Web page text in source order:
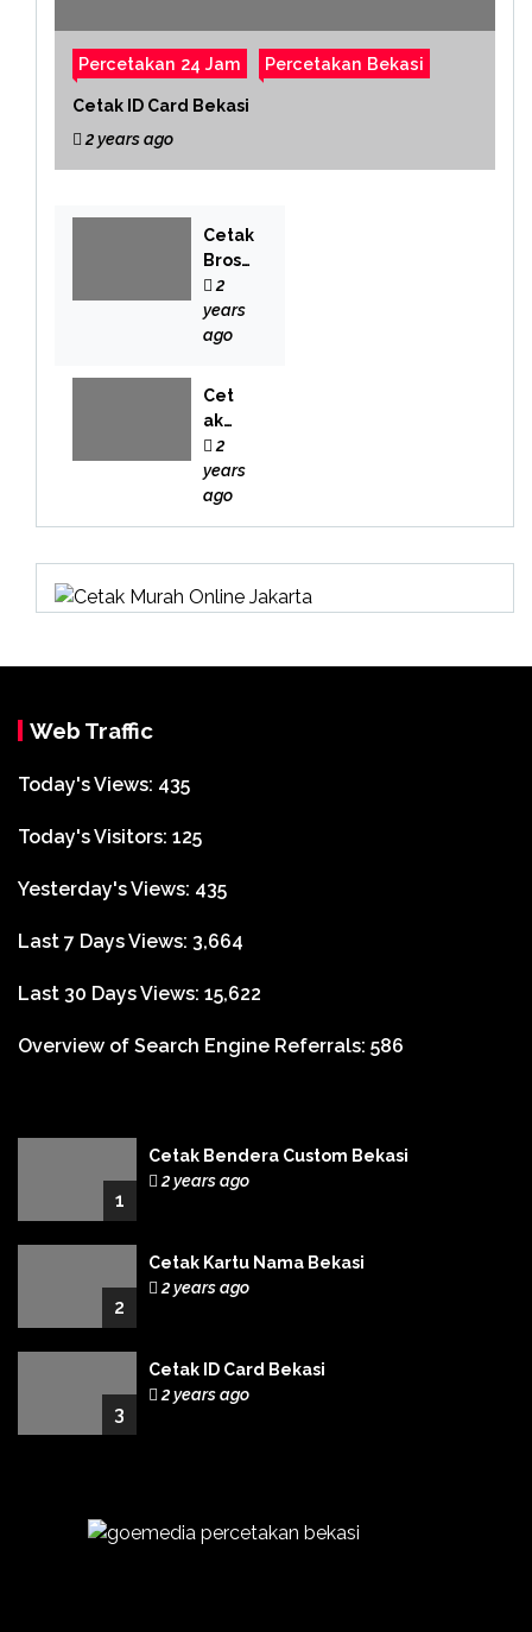
Percetakan 24 Jam Percetakan Bekasi
Cetak ID Card Bekasi
2 years ago
Cetak
Brosu
r
Bekas
i
2
years
ago
Cet
ak
Buk
u
Bek
2
years
ago
Web Traffic
Today's Views: 435
Today's Visitors: 125
Yesterday's Views: 435
Last 7 Days Views: 3,664
Last 30 Days Views: 15,622
Overview of Search Engine Referrals: 586
1
Cetak Bendera Custom Bekasi
2 years ago
2
Cetak Kartu Nama Bekasi
2 years ago
3
Cetak ID Card Bekasi
2 years ago